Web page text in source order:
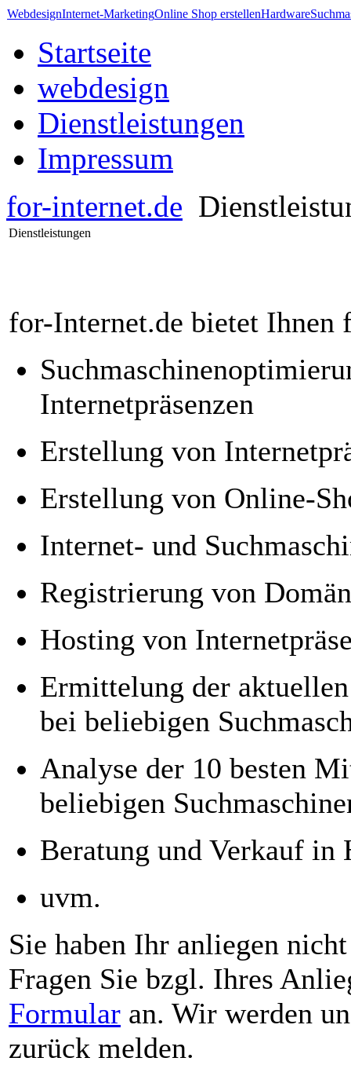
WebdesignInternet-MarketingOnline Shop erstellenHardware
Startseite
webdesign
Dienstleistungen
Impressum
for-internet.de
Dienstleistungen
for-Internet.de bietet Ihnen
Internetpräsenzen
Erstellung von
Erstellung von Online-
Internet- und
Registrierung von
Hosting von
Ermittelung der
bei beliebigen
Analyse der 10 besten
beliebigen
Beratung und Verkauf in
uvm.
Sie haben Ihr anliegen
Fragen Sie bzgl. Ihres
Formular an. Wir werden
zurück melden.